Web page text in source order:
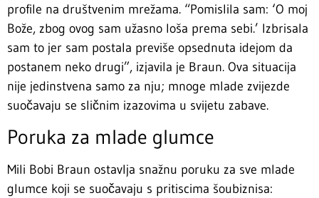
profile na društvenim mrežama. “Pomislila sam: ‘O moj
Bože, zbog ovog sam užasno loša prema sebi.’ Izbrisala
sam to jer sam postala previše opsednuta idejom da
postanem neko drugi”, izjavila je Braun. Ova situacija
nije jedinstvena samo za nju; mnoge mlade zvijezde
suočavaju se sličnim izazovima u svijetu zabave.
Poruka za mlade glumce
Mili Bobi Braun ostavlja snažnu poruku za sve mlade
glumce koji se suočavaju s pritiscima šoubiznisa: